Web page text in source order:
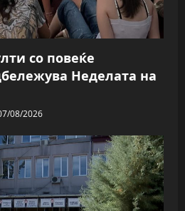
со повеќе
Неделата на
08/2026